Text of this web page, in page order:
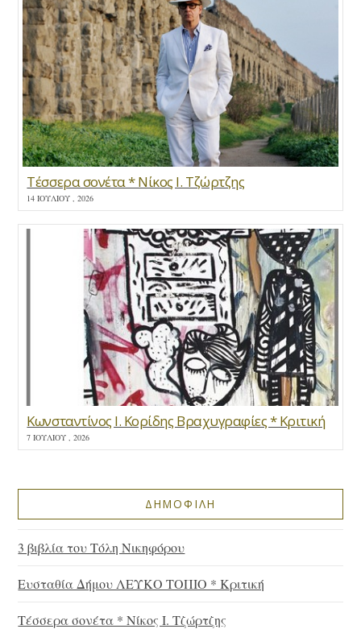
Τέσσερα σονέτα * Νίκος Ι. Τζώρτζης
14 ΙΟΥΛΊΟΥ , 2026
Κωνσταντίνος Ι. Κορίδης Βραχυγραφίες * Κριτική
7 ΙΟΥΛΊΟΥ , 2026
ΔΗΜΟΦΙΛΗ
3 βιβλία του Τόλη Νικηφόρου
Ευσταθία Δήμου ΛΕΥΚΟ ΤΟΠΙΟ * Κριτική
Τέσσερα σονέτα * Νίκος Ι. Τζώρτζης